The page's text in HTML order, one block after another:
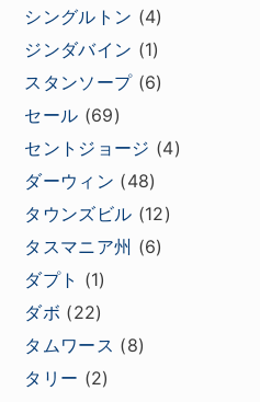
シングルトン (4)
ジンダバイン (1)
スタンソープ(6)
セール (69)
セントジョージ (4)
ダーウィン (48)
タウンズビル (12)
タスマニア州 (6)
ダプト (1)
ダボ (22)
タムワース (8)
タリー (2)